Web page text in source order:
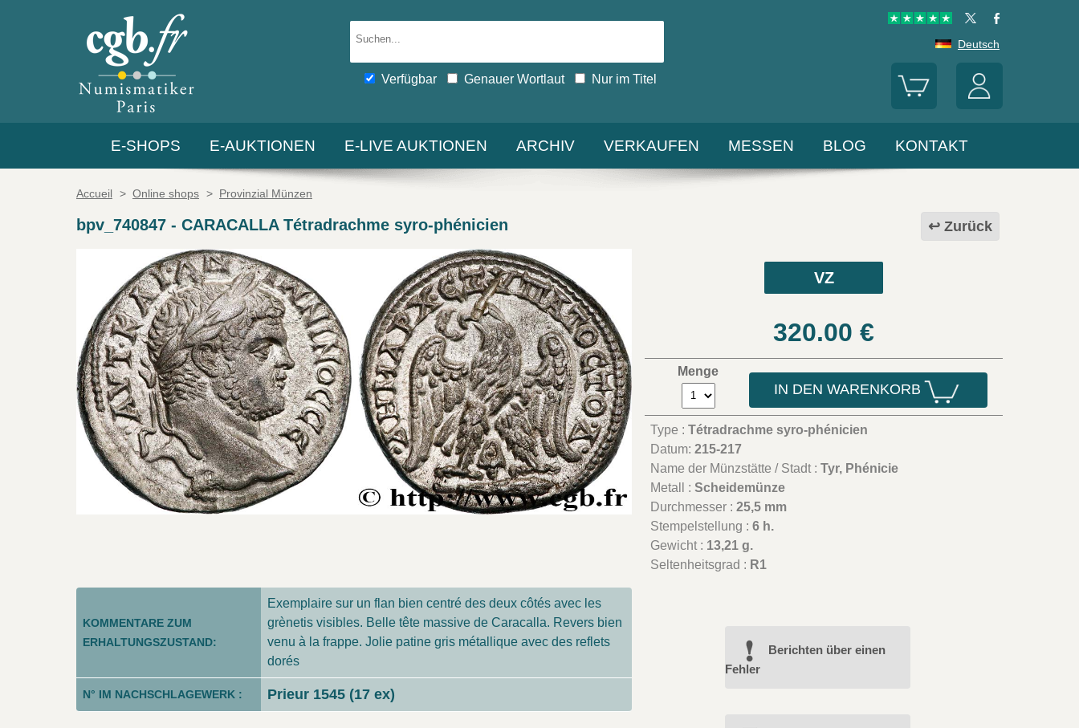
Verfügbar Genauer Wortlaut Nur im Titel
Deutsch
E-SHOPS E-AUKTIONEN E-LIVE AUKTIONEN ARCHIV VERKAUFEN MESSEN BLOG KONTAKT
Accueil > Online shops > Provinzial Münzen
Zurück
bpv_740847 - CARACALLA Tétradrachme syro-phénicien
VZ
320.00 €
Menge
IN DEN WARENKORB
Type :Tétradrachme syro-phénicien
Datum:215-217
Name der Münzstätte / Stadt :Tyr, Phénicie
Metall :Scheidemünze
Durchmesser :25,5 mm
Stempelstellung :6 h.
Gewicht : 13,21 g.
Seltenheitsgrad : R1
KOMMENTARE ZUM
ERHALTUNGSZUSTAND:
Exemplaire sur un flan bien centré des deux côtés avec les
grènetis visibles. Belle tête massive de Caracalla. Revers bien
venu à la frappe. Jolie patine gris métallique avec des reflets
dorés
N° IM NACHSCHLAGEWERK : Prieur 1545 (17 ex)
Berichten über einen
Fehler